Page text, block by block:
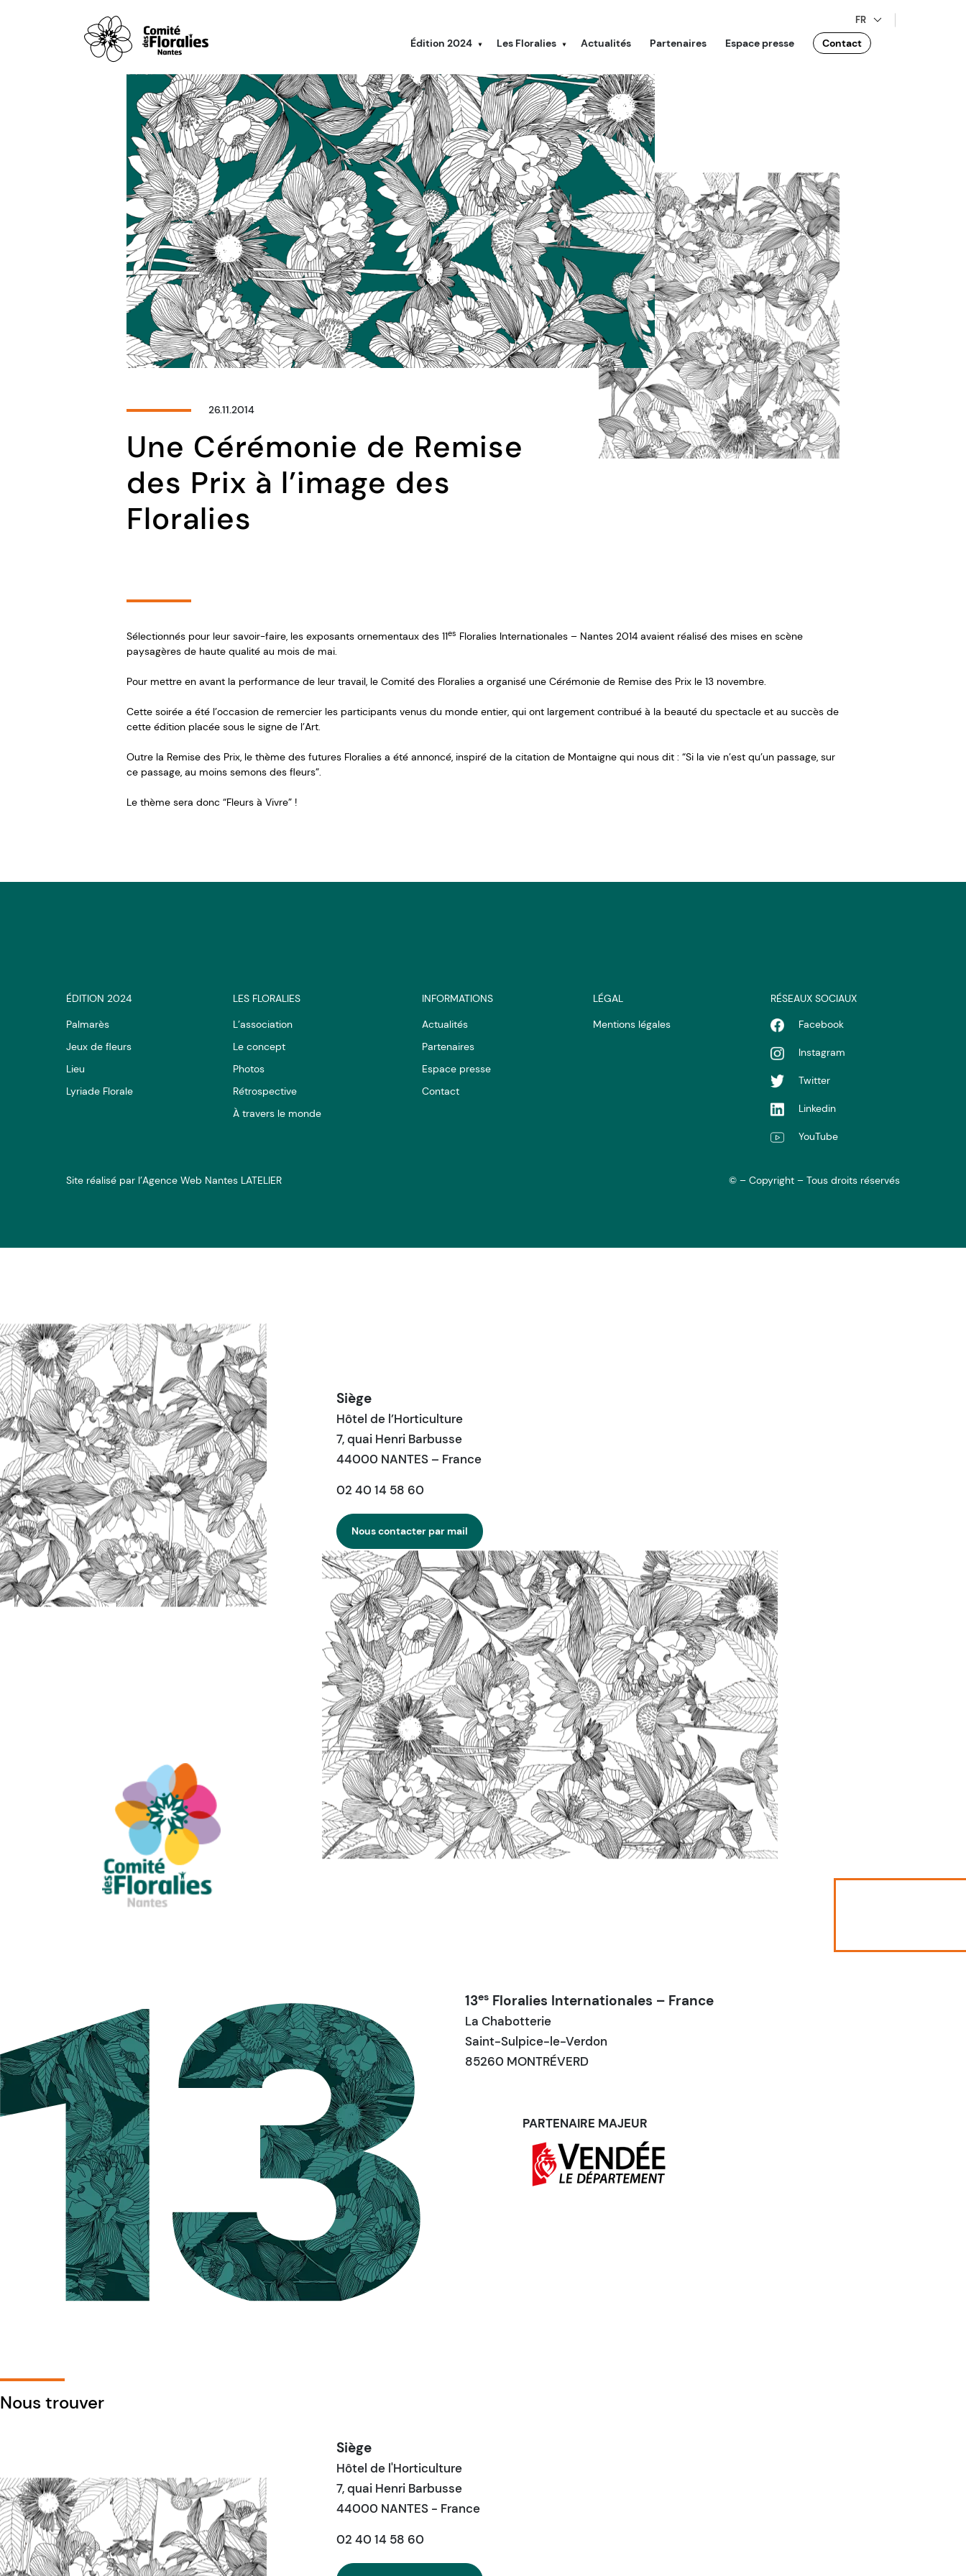
FR
Édition 2024 Les Floralies Actualités Partenaires Espace presse Contact
26.11.2014
Une Cérémonie de Remise
des Prix à l’image des
Floralies
Sélectionnés pour leur savoir-faire, les exposants ornementaux des 11es Floralies Internationales – Nantes 2014 avaient réalisé des mises en scène
paysagères de haute qualité au mois de mai.
Pour mettre en avant la performance de leur travail, le Comité des Floralies a organisé une Cérémonie de Remise des Prix le 13 novembre.
Cette soirée a été l’occasion de remercier les participants venus du monde entier, qui ont largement contribué à la beauté du spectacle et au succès de
cette édition placée sous le signe de l’Art.
Outre la Remise des Prix, le thème des futures Floralies a été annoncé, inspiré de la citation de Montaigne qui nous dit : “Si la vie n’est qu’un passage, sur
ce passage, au moins semons des fleurs”.
Le thème sera donc “Fleurs à Vivre” !
ÉDITION 2024
Palmarès
Jeux de fleurs
Lieu
Lyriade Florale
LES FLORALIES
L’association
Le concept
Photos
Rétrospective
À travers le monde
INFORMATIONS
Actualités
Partenaires
Espace presse
Contact
LÉGAL
Mentions légales
RÉSEAUX SOCIAUX
Facebook
Instagram
Twitter
Linkedin
YouTube
Site réalisé par l’Agence Web Nantes LATELIER © – Copyright – Tous droits réservés
Nous trouver
Siège
Hôtel de l’Horticulture
7, quai Henri Barbusse
44000 NANTES – France
02 40 14 58 60
Nous contacter par mail
13es Floralies Internationales – France
La Chabotterie
Saint-Sulpice-le-Verdon
85260 MONTRÉVERD
PARTENAIRE MAJEUR
Nous trouver
Siège
Hôtel de l'Horticulture
7, quai Henri Barbusse
44000 NANTES - France
02 40 14 58 60